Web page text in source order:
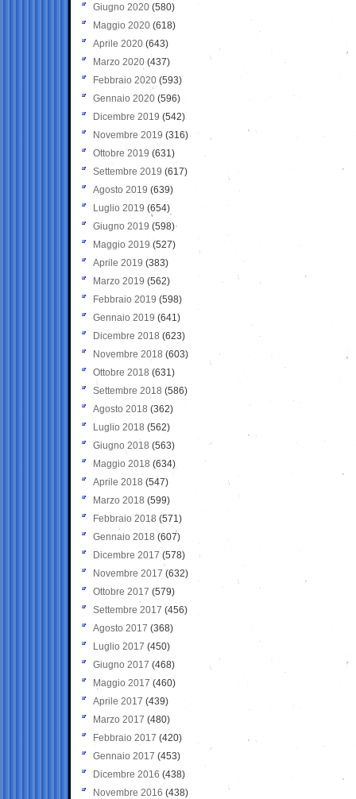
Giugno 2020 (580)
Maggio 2020 (618)
Aprile 2020 (643)
Marzo 2020 (437)
Febbraio 2020 (593)
Gennaio 2020 (596)
Dicembre 2019 (542)
Novembre 2019 (316)
Ottobre 2019 (631)
Settembre 2019 (617)
Agosto 2019 (639)
Luglio 2019 (654)
Giugno 2019 (598)
Maggio 2019 (527)
Aprile 2019 (383)
Marzo 2019 (562)
Febbraio 2019 (598)
Gennaio 2019 (641)
Dicembre 2018 (623)
Novembre 2018 (603)
Ottobre 2018 (631)
Settembre 2018 (586)
Agosto 2018 (362)
Luglio 2018 (562)
Giugno 2018 (563)
Maggio 2018 (634)
Aprile 2018 (547)
Marzo 2018 (599)
Febbraio 2018 (571)
Gennaio 2018 (607)
Dicembre 2017 (578)
Novembre 2017 (632)
Ottobre 2017 (579)
Settembre 2017 (456)
Agosto 2017 (368)
Luglio 2017 (450)
Giugno 2017 (468)
Maggio 2017 (460)
Aprile 2017 (439)
Marzo 2017 (480)
Febbraio 2017 (420)
Gennaio 2017 (453)
Dicembre 2016 (438)
Novembre 2016 (438)